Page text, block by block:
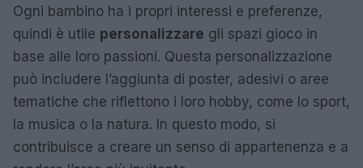
Ogni bambino ha i propri interessi e preferenze,
quindi è utile personalizzare gli spazi gioco in
base alle loro passioni. Questa personalizzazione
può includere l’aggiunta di poster, adesivi o aree
tematiche che riflettono i loro hobby, come lo sport,
la musica o la natura. In questo modo, si
contribuisce a creare un senso di appartenenza e a